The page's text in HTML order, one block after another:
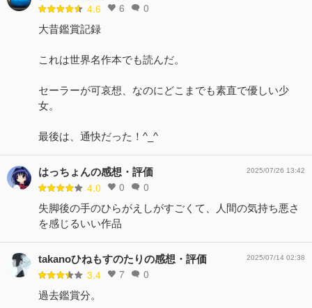
4.6 6 0
大昔鑑賞記録
これは世界名作本でも読んだ。
セーラーが可哀想、なのにどこまでも素直で優しい少
女。
最後は、通快だった！^_^
はっちょんの感想・評価
4.0 0 0
2025/07/26 13:42
失脚後の手のひらがえしがすごくて、人間の気持ち悪さ
を感じるいい作品
takanoひねもすのたりの感想・評価
3.4 7 0
2025/07/14 02:38
過去鑑賞分。